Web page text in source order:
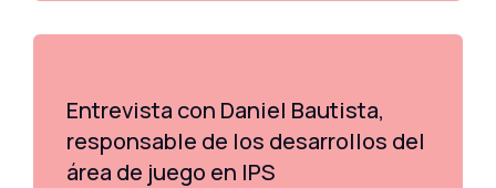
Entrevista con Daniel Bautista,
responsable de los desarrollos del
área de juego en IPS